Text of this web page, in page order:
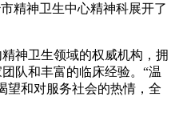
精神卫生中心精神科展开了
神卫生领域的权威机构，拥
队和丰富的临床经验。“温
望和对服务社会的热情，全